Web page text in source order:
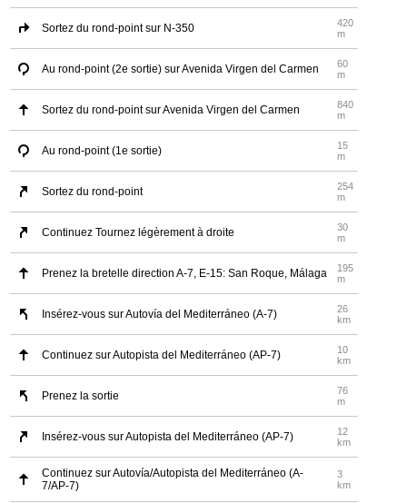
Sortez du rond-point sur N-350
420
m
Au rond-point (2e sortie) sur Avenida Virgen del Carmen
60
m
Sortez du rond-point sur Avenida Virgen del Carmen
840
m
Au rond-point (1e sortie)
15
m
Sortez du rond-point
254
m
Continuez Tournez légèrement à droite
30
m
Prenez la bretelle direction A-7, E-15: San Roque, Málaga
195
m
Insérez-vous sur Autovía del Mediterráneo (A-7)
26
km
Continuez sur Autopista del Mediterráneo (AP-7)
10
km
Prenez la sortie
76
m
Insérez-vous sur Autopista del Mediterráneo (AP-7)
12
km
Continuez sur Autovía/Autopista del Mediterráneo (A-
7/AP-7)
3
km